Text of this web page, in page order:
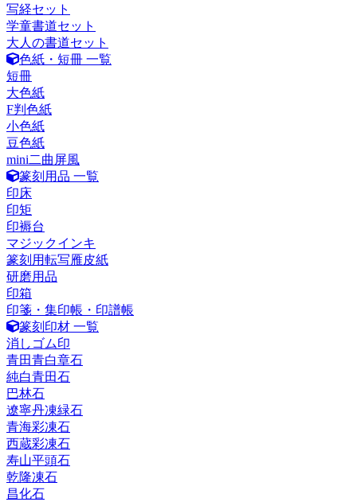
写経セット
学童書道セット
大人の書道セット
色紙・短冊 一覧
短冊
大色紙
F判色紙
小色紙
豆色紙
mini二曲屏風
篆刻用品 一覧
印床
印矩
印褥台
マジックインキ
篆刻用転写雁皮紙
研磨用品
印箱
印箋・集印帳・印譜帳
篆刻印材 一覧
消しゴム印
青田青白章石
純白青田石
巴林石
遼寧丹凍緑石
青海彩凍石
西蔵彩凍石
寿山平頭石
乾隆凍石
昌化石